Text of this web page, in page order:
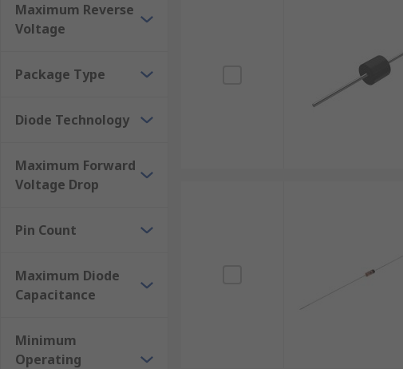
Maximum Reverse
Voltage
Package Type
Diode Technology
Maximum Forward
Voltage Drop
Pin Count
Maximum Diode
Capacitance
Minimum
Operating